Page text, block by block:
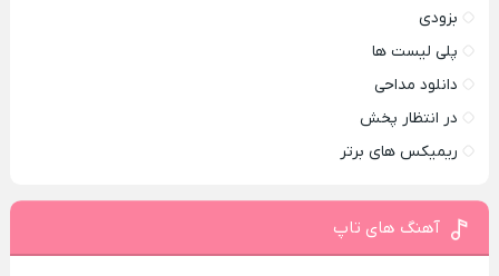
بزودی
پلی لیست ها
دانلود مداحی
در انتظار پخش
ریمیکس های برتر
آهنگ های تاپ